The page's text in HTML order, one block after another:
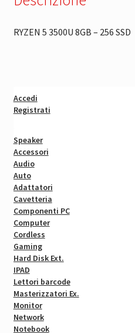
RYZEN 5 3500U 8GB – 256 SSD
Accedi
Registrati
Speaker
Accessori
Audio
Auto
Adattatori
Cavetteria
Componenti PC
Computer
Cordless
Gaming
Hard Disk Ext.
IPAD
Lettori barcode
Masterizzatori Ex.
Monitor
Network
Notebook